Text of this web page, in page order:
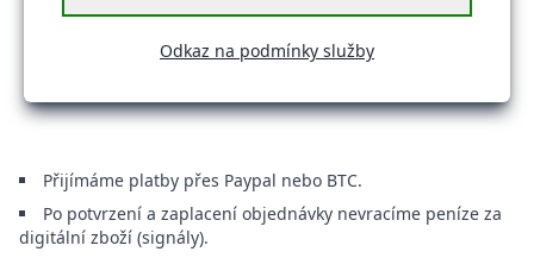
Odkaz na podmínky služby
Přijímáme platby přes Paypal nebo BTC.
Po potvrzení a zaplacení objednávky nevracíme peníze za
digitální zboží (signály).